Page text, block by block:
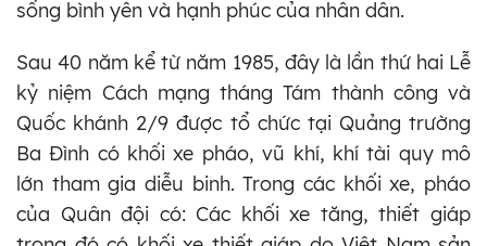
sống bình yên và hạnh phúc của nhân dân.
Sau 40 năm kể từ năm 1985, đây là lần thứ hai Lễ
kỷ niệm Cách mạng tháng Tám thành công và
Quốc khánh 2/9 được tổ chức tại Quảng trường
Ba Đình có khối xe pháo, vũ khí, khí tài quy mô
lớn tham gia diễu binh. Trong các khối xe, pháo
của Quân đội có: Các khối xe tăng, thiết giáp